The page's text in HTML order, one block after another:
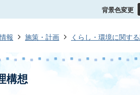
背景色変更
報 施策・計画 くらし・環境に関す
構想